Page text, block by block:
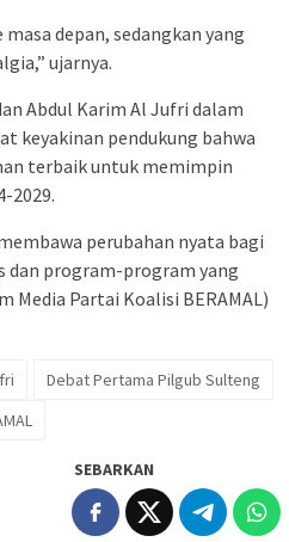
depan, sedangkan yang
ujarnya.
Abdul Karim Al Jufri dalam
keyakinan pendukung bahwa
terbaik untuk memimpin
2029.
perubahan nyata bagi
dan program-program yang
Media Partai Koalisi BERAMAL)
Debat Pertama Pilgub Sulteng
SEBARKAN